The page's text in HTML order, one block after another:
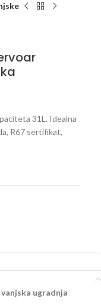
31L. Idealna
R67 sertifikat,
ugradnja